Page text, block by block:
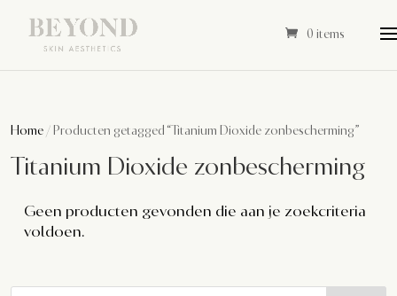
0 items
Home / Producten getagged “Titanium Dioxide zonbescherming”
Titanium Dioxide zonbescherming
Geen producten gevonden die aan je zoekcriteria
voldoen.